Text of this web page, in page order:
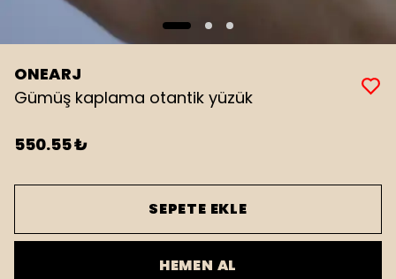
ONEARJ
Gümüş kaplama otantik yüzük
550.55 ₺
SEPETE EKLE
HEMEN AL